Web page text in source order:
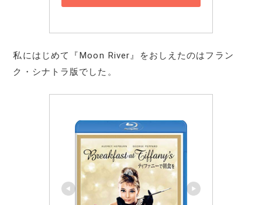
私にはじめて『Moon River』をおしえたのはフラン
ク・シナトラ版でした。